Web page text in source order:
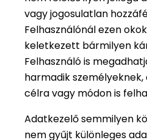
vagy jogosulatlan
Felhasználónál ezen
keletkezett bármilyen
Felhasználó is
harmadik
célra vagy módon is
Adatkezelő semmilyen
nem gyűjt különleges